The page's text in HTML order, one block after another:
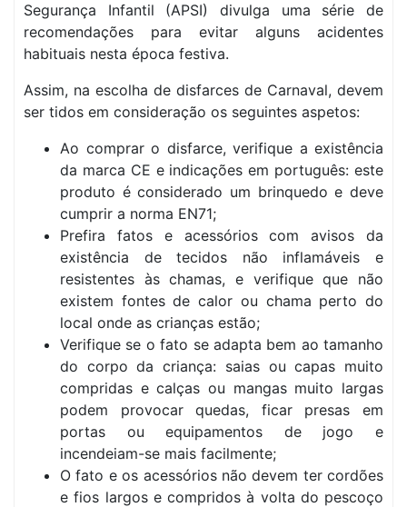
Segurança Infantil (APSI) divulga uma série de
recomendações para evitar alguns acidentes
habituais nesta época festiva.
Assim, na escolha de disfarces de Carnaval, devem
ser tidos em consideração os seguintes aspetos:
Ao comprar o disfarce, verifique a existência
da marca CE e indicações em português: este
produto é considerado um brinquedo e deve
cumprir a norma EN71;
Prefira fatos e acessórios com avisos da
existência de tecidos não inflamáveis e
resistentes às chamas, e verifique que não
existem fontes de calor ou chama perto do
local onde as crianças estão;
Verifique se o fato se adapta bem ao tamanho
do corpo da criança: saias ou capas muito
compridas e calças ou mangas muito largas
podem provocar quedas, ficar presas em
portas ou equipamentos de jogo e
incendeiam-se mais facilmente;
O fato e os acessórios não devem ter cordões
e fios largos e compridos à volta do pescoço